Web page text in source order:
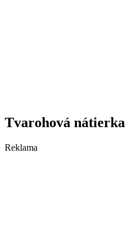
Tvarohová nátierka
Reklama